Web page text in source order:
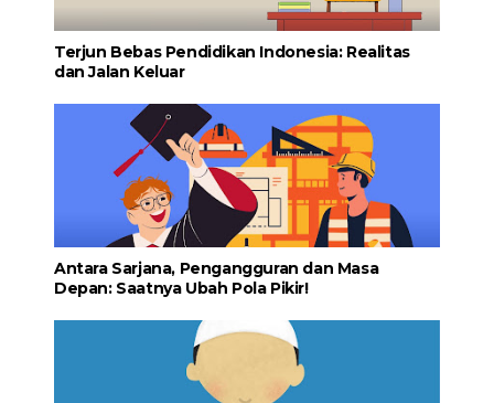
Terjun Bebas Pendidikan Indonesia: Realitas
dan Jalan Keluar
Antara Sarjana, Pengangguran dan Masa
Depan: Saatnya Ubah Pola Pikir!